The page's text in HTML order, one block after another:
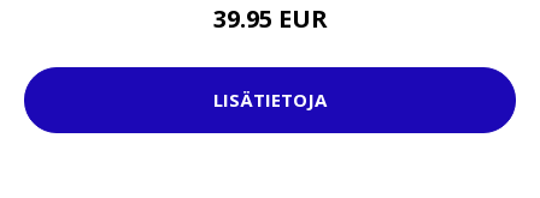
39.95 EUR
LISÄTIETOJA